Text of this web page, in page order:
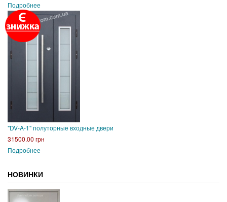
Подробнее
"DV-A-1" полуторные входные двери
31500.00 грн
Подробнее
НОВИНКИ